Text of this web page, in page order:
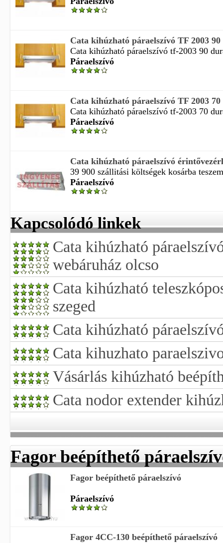
Cata kihúzható páraelszívó TF 2003
Cata kihúzható páraelszívó tf-2003 90
Páraelszívó
Cata kihúzható páraelszívó TF 2003
Cata kihúzható páraelszívó tf-2003 70
Páraelszívó
Cata kihúzható páraelszívó
39 900 szállitási költségek kosárba
Páraelszívó
Kapcsolódó linkek
Cata kihúzható
webáruház olcso
Cata kihúzható
szeged
Cata kihúzható
Cata kihuzhato
Vásárlás kihúzható
Cata nodor extender
Fagor beépíthető
Fagor beépíthető páraelszívó
Páraelszívó
Fagor 4CC-130 beépíthető páraelszívó